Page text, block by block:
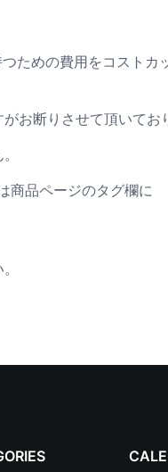
ための費用をコストカ
お断りさせて頂いてお
商品ページのタグ欄に